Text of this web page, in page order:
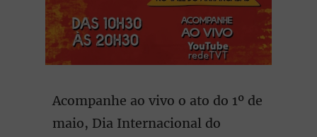
Acompanhe ao vivo o ato do 1º de
maio, Dia Internacional do